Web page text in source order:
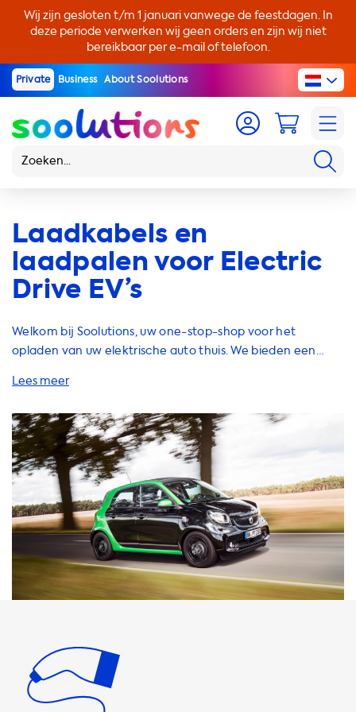
Wij zijn gesloten t/m 1 januari vanwege de feestdagen. In
deze periode verwerken wij geen orders en zijn wij niet
bereikbaar per e-mail of telefoon.
Private Business About Soolutions
Laadkabels en
laadpalen voor Electric
Drive EV’s
Welkom bij Soolutions, uw one-stop-shop voor het
opladen van uw elektrische auto thuis. We bieden een
laadervaring te verbeteren, waaronder thuislaadstations,
thuislaadstations zijn de ideale oplossing om uw auto thuis
op te laden. Met onze AC-laadstations kunt u uw auto
opladen met de maximale snelheid die mogelijk is. Het
maximale laadvermogen van een AC-laadstation is
afhankelijk van het type stroom en de ampère. Onze 1-
fase 16A thuislaadstations kunnen een laadsnelheid van 3,7
kW leveren, terwijl onze 3-fase 32A thuislaadstations een
laadsnelheid van 22 kW kunnen leveren. Het is belangrijk
om te weten dat uw auto nooit sneller kan opladen dan de
maximale laadsnelheid van het AC-laadstation. Als uw
opladen dan 7,4 kW. We bieden ook oplaadkabels aan in
verschillende lengtes en met verschillende connectors om
aan uw behoeften te voldoen. Onze kabels zijn van